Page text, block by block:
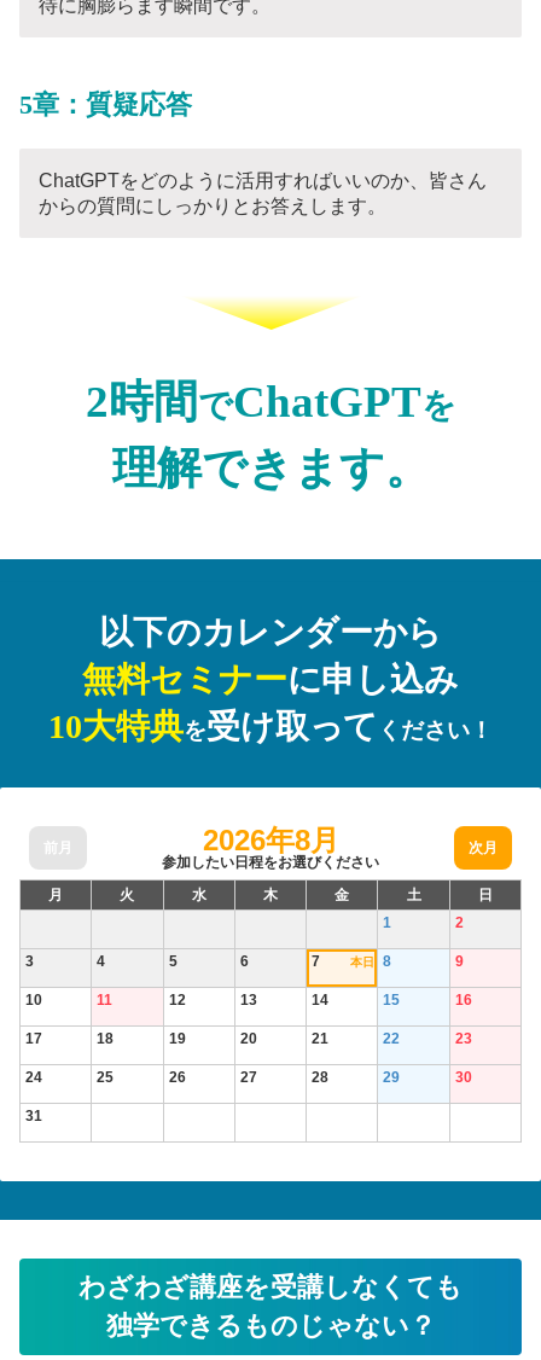
待に胸膨らます瞬間です。
5章：質疑応答
ChatGPTをどのように活用すればいいのか、皆さん
からの質問にしっかりとお答えします。
2時間でChatGPTを
理解できます。
以下のカレンダーから
無料セミナーに申し込み
10大特典を受け取って ください！
前月 2026年8月
参加したい日程をお選びください
次月
月 火 水 木 金 土
日
1
2
3 4 5 6 7 本日 8 9
10 11 12 13 14 15 16
17 18 19 20 21 22 23
24 25 26 27 28 29 30
31
わざわざ講座を受講しなくても
独学できるものじゃない？